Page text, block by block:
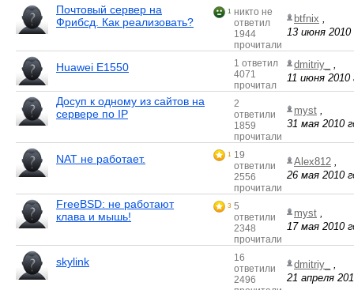
Почтовый сервер на
Фрибсд. Как реализовать?
1 никто не
ответил
1944
прочитали
btfnix ,
13 июня 2010
Huawei E1550
1 ответил
4071
прочитал
dmitriy_
,
11 июня 2010
Досуп к одному из сайтов на
сервере по IP
2
ответили
1859
прочитали
myst ,
31 мая 2010
NAT не работает. 1 19
ответили
2556
прочитали
Alex812 ,
26 мая 2010
FreeBSD: не работают
клава и мышь!
3 5
ответили
2348
прочитали
myst ,
17 мая 2010
skylink
16
ответили
2496
dmitriy_
,
21 апреля